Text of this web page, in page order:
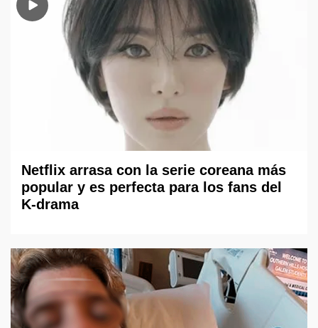
Netflix arrasa con la serie coreana más
popular y es perfecta para los fans del
K-drama